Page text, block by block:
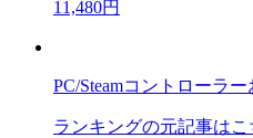
11,480円
PC/Steamコントローラ
ランキングの元記事は